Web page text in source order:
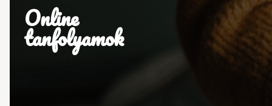
Online
tanfolyamok